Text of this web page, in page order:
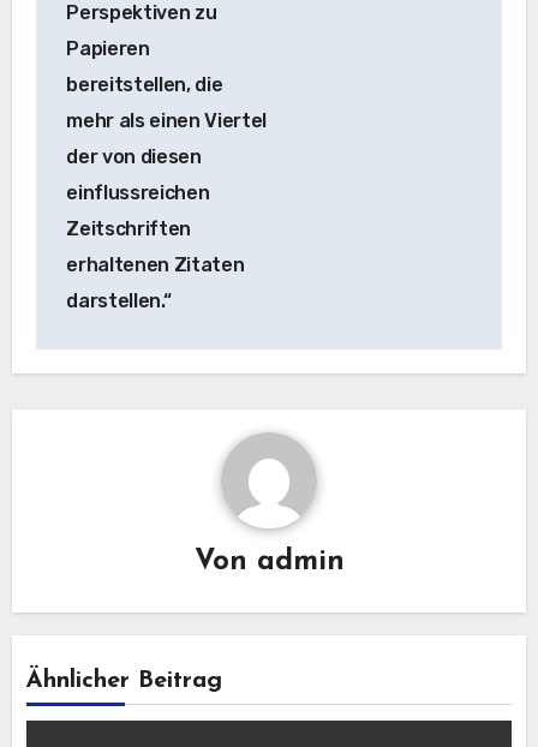
Perspektiven zu
Papieren
bereitstellen, die
mehr als einen Viertel
der von diesen
einflussreichen
Zeitschriften
erhaltenen Zitaten
darstellen.“
Von admin
Ähnlicher Beitrag